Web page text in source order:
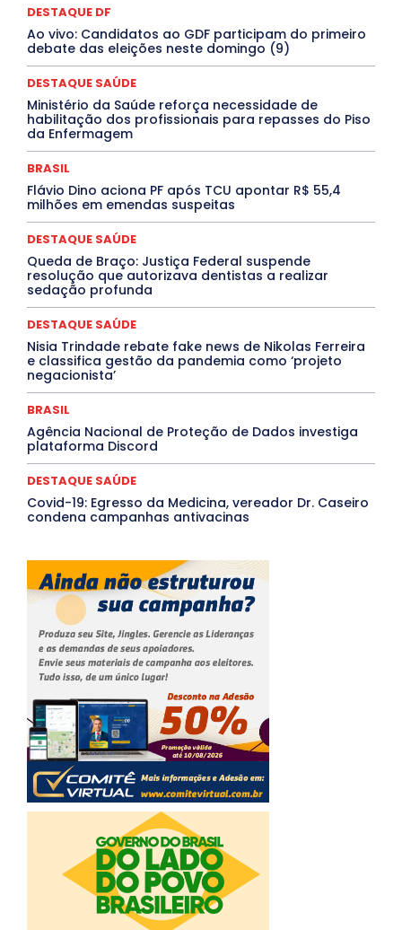
DESTAQUES OUTROS
ELEIÇÕES
EMPREGO E OPORTUNIDADES
ENTORNO
Especial
Espírito Santo ESPORTE
EVENTOS
EXPOSIÇÃO Featured
Febre Amarela
INTELIGÊNCIA ARTIFICIAL
INTERNACIONAL
Jogos Online
JUDICIÁRIO LITERATURA
Maranhão
Marburg
Mato Grosso
Mato Grosso do Sul
MEIO AMBIENTE
Minas Gerais MOBILIDADE
MPOX
MÚSICA
PROCESSO SELETIVO
PUBLIEDITORIAL
QUALIFICAÇÃO PROFISSIONAL
Santa Catarina
Saúde Agora
SEGURANÇA
Soltando o Verbo
TÁ FROID?
TEATRO TECNOLOGIA
Tocantins
DESTAQUE DF
Ao vivo: Candidatos ao GDF participam do primeiro
debate das eleições neste domingo (9)
DESTAQUE SAÚDE
Ministério da Saúde reforça necessidade de
habilitação dos profissionais para repasses do Piso
da Enfermagem
BRASIL
Flávio Dino aciona PF após TCU apontar R$ 55,4
milhões em emendas suspeitas
DESTAQUE SAÚDE
Queda de Braço: Justiça Federal suspende
resolução que autorizava dentistas a realizar
sedação profunda
DESTAQUE SAÚDE
Nisia Trindade rebate fake news de Nikolas Ferreira
e classifica gestão da pandemia como ‘projeto
negacionista’
BRASIL
Agência Nacional de Proteção de Dados investiga
plataforma Discord
DESTAQUE SAÚDE
Covid-19: Egresso da Medicina, vereador Dr. Caseiro
condena campanhas antivacinas